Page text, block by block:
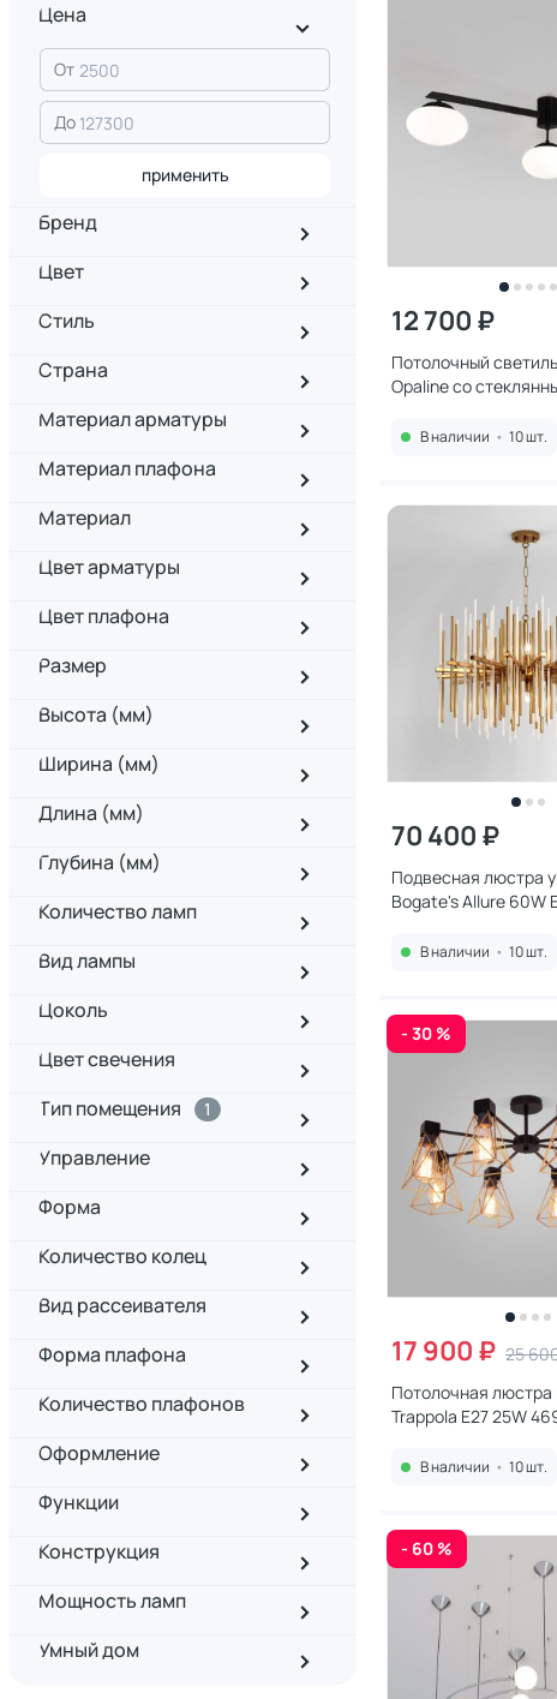
Цена
От
До
применить
Бренд
Цвет
Стиль
Страна
Материал арматуры
Материал плафона
Материал
Цвет арматуры
Цвет плафона
Размер
Высота (мм)
Ширина (мм)
Длина (мм)
Глубина (мм)
Количество ламп
Вид лампы
Цоколь
Цвет свечения
Тип помещения
1
Управление
Форма
Количество колец
Вид рассеивателя
Форма плафона
Количество плафонов
Оформление
Функции
Конструкция
Мощность ламп
Умный дом
12 700 ₽
Потолочный
Opaline со
В наличии • 10 шт.
70 400 ₽
Подвесная люстра
Bogate's Allure 60W
2900К (теплый)
В наличии • 10 шт.
- 30 %
17 900 ₽ 25
Потолочная люстра
Trappola E27 25W
В наличии • 10 шт.
- 60 %